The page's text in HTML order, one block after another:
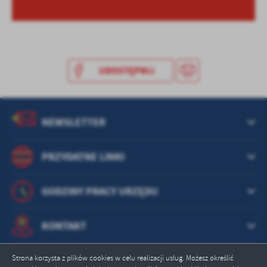
Strona korzysta z plików cookies w celu realizacji usług. Możesz określić
UDOSTĘPNIJ
PRZYDATNE LINKI
NEWSLETTER
GODZINY PRACY URZĘDU
KONTAKT